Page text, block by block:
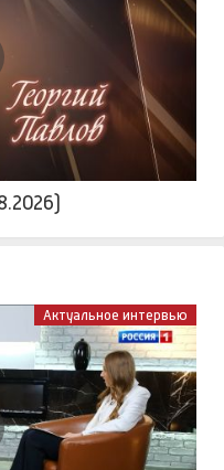
Актуальное интервью